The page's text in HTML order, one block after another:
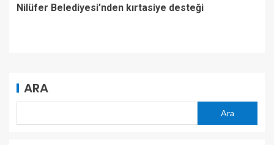
Nilüfer Belediyesi’nden kırtasiye desteği
ARA
Ara